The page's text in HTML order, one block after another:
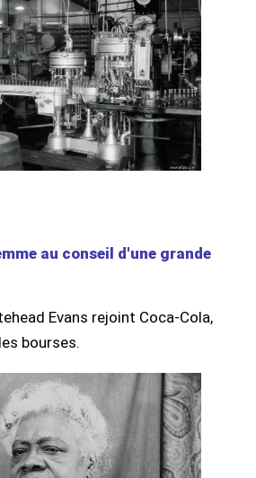
au conseil d'une grande
Evans rejoint Coca-Cola,
bourses.